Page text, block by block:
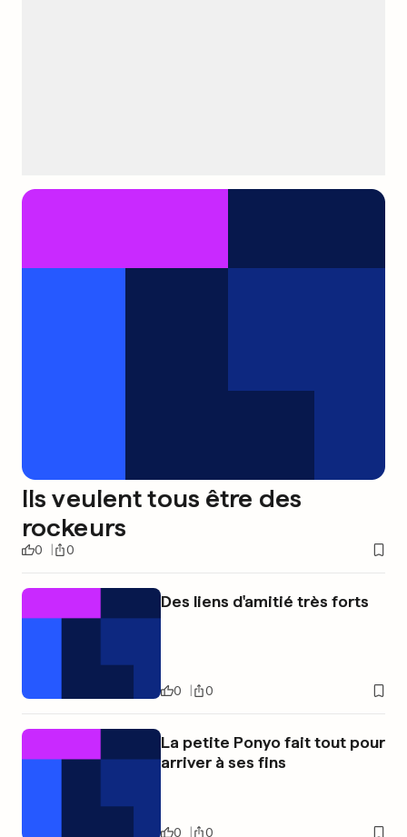
Ils veulent tous être des
rockeurs
0 0
Des liens d'amitié très forts
0 0
La petite Ponyo fait tout pour
arriver à ses fins
0 0